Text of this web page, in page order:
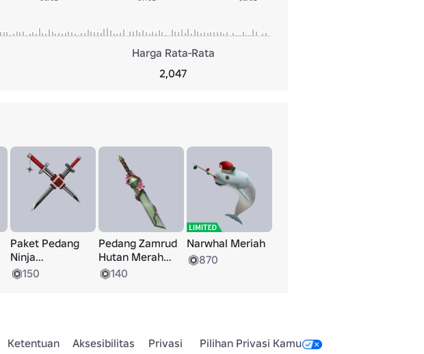
Harga Rata-Rata
2,047
Paket Pedang
Ninja
Tersembunyi
150
Pedang Zamrud
Hutan Merah
Muda
140
Narwhal Meriah
870
Ketentuan Aksesibilitas Privasi Pilihan Privasi Kamu